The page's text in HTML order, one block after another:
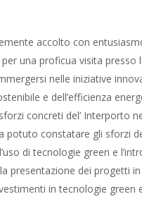
accolto con
una proficua visita
nelle iniziative
e dell’efficienza
concreti del’ Interporto
potuto constatare gli sforzi
di tecnologie green e
presentazione dei progetti
in tecnologie green